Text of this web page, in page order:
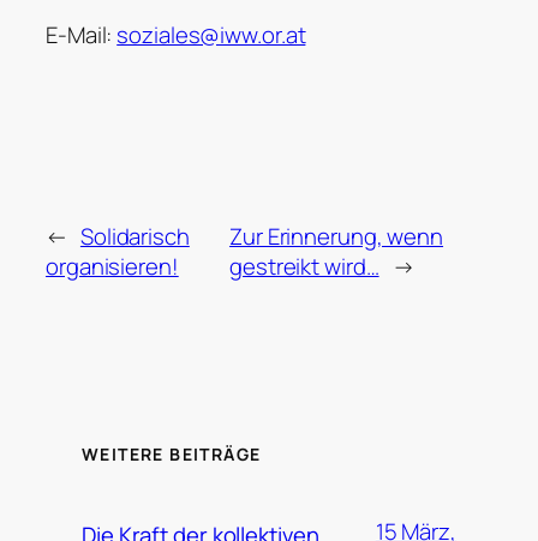
E-Mail: soziales@iww.or.at
← Solidarisch
organisieren!
Zur Erinnerung, wenn
gestreikt wird… →
WEITERE BEITRÄGE
15 März,